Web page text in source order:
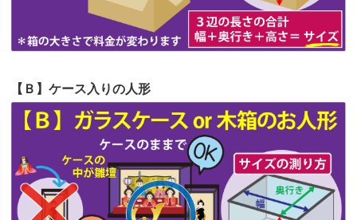
第59回人形供養祭 令和5年2月10日(金)
第58回人形供養祭令和5年12月21日(水)
第56回人形供養祭 令和4年10月19日(水)
第55回人形供養祭令和4年9月8日(木)
第54回人形供養祭令和4年8月1日(月)
第53回人形供養祭令和4年7月1日(金)
【Ｂ】ケース入りの人形